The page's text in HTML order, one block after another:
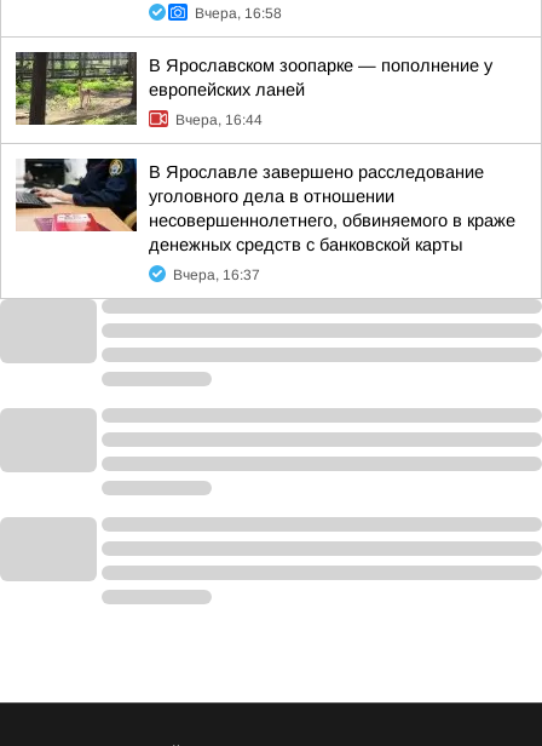
Вчера, 16:58
В Ярославском зоопарке — пополнение у
европейских ланей
Вчера, 16:44
В Ярославле завершено расследование
уголовного дела в отношении
несовершеннолетнего, обвиняемого в краже
денежных средств с банковской карты
Вчера, 16:37